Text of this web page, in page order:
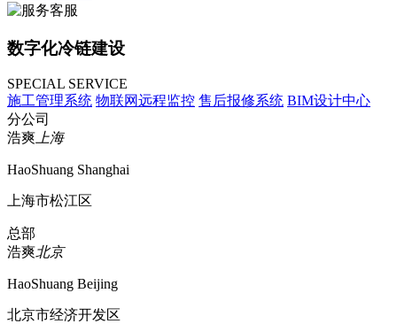
数字化冷链建设
SPECIAL SERVICE
施工管理系统 物联网远程监控 售后报修系统 BIM设计中心
分公司
浩爽上海
HaoShuang Shanghai
上海市松江区
总部
浩爽北京
HaoShuang Beijing
北京市经济开发区